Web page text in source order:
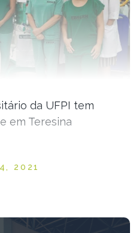
da UFPI tem
em Teresina
on2021